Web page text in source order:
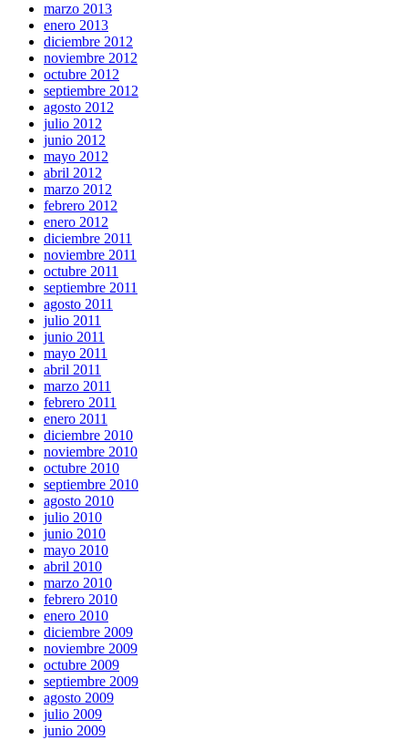
marzo 2013
enero 2013
diciembre 2012
noviembre 2012
octubre 2012
septiembre 2012
agosto 2012
julio 2012
junio 2012
mayo 2012
abril 2012
marzo 2012
febrero 2012
enero 2012
diciembre 2011
noviembre 2011
octubre 2011
septiembre 2011
agosto 2011
julio 2011
junio 2011
mayo 2011
abril 2011
marzo 2011
febrero 2011
enero 2011
diciembre 2010
noviembre 2010
octubre 2010
septiembre 2010
agosto 2010
julio 2010
junio 2010
mayo 2010
abril 2010
marzo 2010
febrero 2010
enero 2010
diciembre 2009
noviembre 2009
octubre 2009
septiembre 2009
agosto 2009
julio 2009
junio 2009